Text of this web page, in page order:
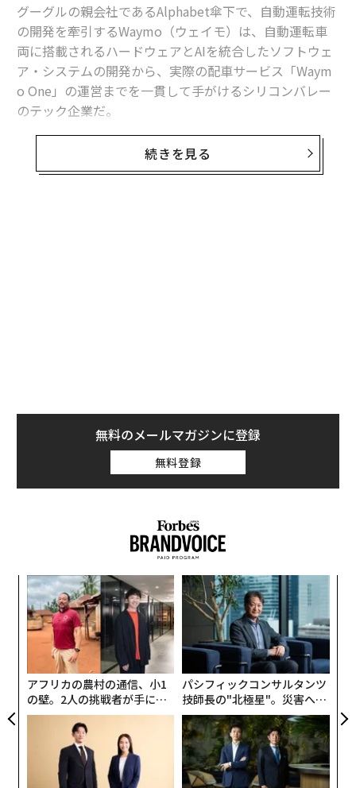
グーグルの親会社であるAlphabet傘下で、自動運転技術
の開発を牽引するWaymo（ウェイモ）は、自動運転車
両に搭載されるハードウェアとAIを統合したソフトウェ
ア・システムの開発から、実際の配車サービス「Waym
o One」の運営までを一貫して手がけるシリコンバレー
のテック企業だ。
同社が掲げるミッションは「世界で最も信頼されるドラ
イバーになる」ことだ。人間のドライバーに代わって安
Waymoがアリゾナ州フェニックスで初期の商用サービ
スとして、当時は限定ユーザーに向けて、車内にセーフ
ティドライバーが同乗するケースも含めて「Waymo On
自動運転業界全体を見渡すと、現在もさまざまな企業が
技術開発に取り組んでいる。対するWaymoのサービスは
すでに実証実験の域を脱し、事業として本格的な拡大期
に入っている。
米国内では2026年5月現在、フェニックスのほかサンフ
ランシスコ、ロサンゼルス、テキサス州オースティン、
ジョージア州アトランタなど人口密度の高い都市を含
む、合計1400平方キロメートルを超えるエリアでサービ
スを展開している。これまでにWaymoの自動運転技術
が2000万回以上実施され、週に50万回以上の運行サービ
スを提供してきた。これは年中無休で運行する完全自動
続きを見る
無料のメールマガジンに登録
無料登録
アフリカの農村の通信、小1
の壁。2人の挑戦者が手にし
た「次なる武器」
パシフィックコンサルタンツ
技師長の"北極星"。災害への
無力感を乗り越え見つけた、
防災一筋20年の答え